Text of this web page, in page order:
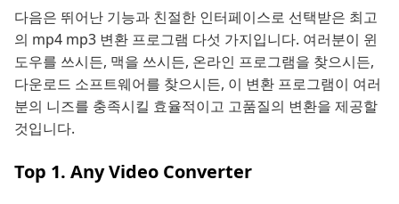
다음은 뛰어난 기능과 친절한 인터페이스로 선택받은 최고
의 mp4 mp3 변환 프로그램 다섯 가지입니다. 여러분이 윈
도우를 쓰시든, 맥을 쓰시든, 온라인 프로그램을 찾으시든,
다운로드 소프트웨어를 찾으시든, 이 변환 프로그램이 여러
분의 니즈를 충족시킬 효율적이고 고품질의 변환을 제공할
것입니다.
Top 1. Any Video Converter